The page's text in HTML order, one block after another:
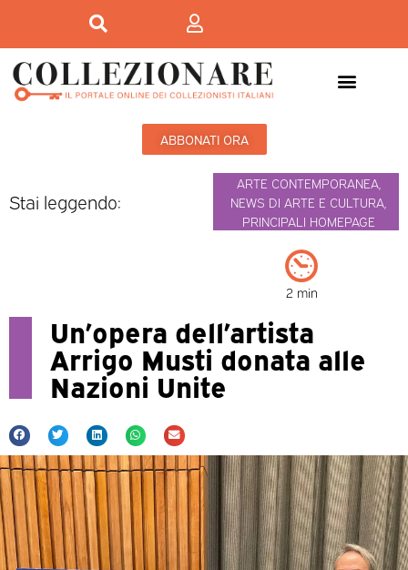
ABBONATI ORA
Stai leggendo:
ARTE CONTEMPORANEA,
NEWS DI ARTE E CULTURA
PRINCIPALI HOMEPAGE
2 min
Un’opera dell’artista
Arrigo Musti donata alle
Nazioni Unite